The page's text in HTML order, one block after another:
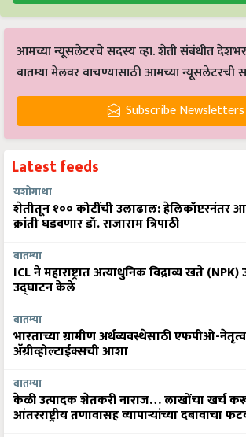
आमच्या न्यूसलेटरचे सदस्य व्हा. शेती संबंधीत
बातम्या मेलवर वाचण्यासाठी आमच्या न्यूसलेटरची
Subscribe Newsletters
Latest feeds
यशोगाथा
शेतीतून १०० कोटींची उलाढाल: हेलिकॉप्टरनंतर
क्रांती घडवणार डॉ. राजाराम त्रिपाठी
बातम्या
ICL ने महाराष्ट्रात अत्याधुनिक विद्राव्य खते
उद्घाटन केले
बातम्या
भारताच्या ग्रामीण अर्थव्यवस्थेसाठी एफपीओ-
अ‍ॅग्रीव्होल्टाईक्सची आशा
बातम्या
केळी उत्पादक शेतकरी नाराज… लाखोंचा खर्च
आंतरराष्ट्रीय तणावासह व्यापाऱ्यांच्या दबावाचा